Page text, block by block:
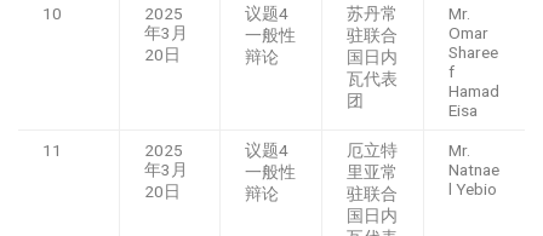
10
2025
年3月
20日
议题4
一般性
辩论
苏丹常
驻联合
国日内
瓦代表
团
Mr.
Omar
Sharee
f
Hamad
Eisa
11
2025
年3月
20日
议题4
一般性
辩论
厄立特
里亚常
驻联合
国日内
Mr.
Natnae
l Yebio